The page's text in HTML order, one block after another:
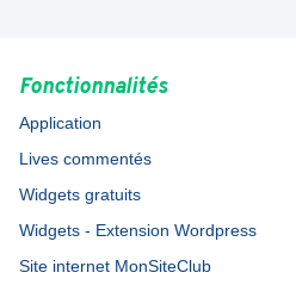
Fonctionnalités
Application
Lives commentés
Widgets gratuits
Widgets - Extension Wordpress
Site internet MonSiteClub